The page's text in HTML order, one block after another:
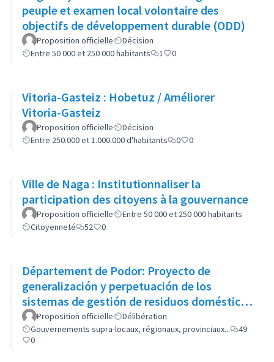
peuple et examen local volontaire des
objectifs de développement durable (ODD)
Proposition officielle
Décision
Entre 50 000 et 250 000 habitants
1 0
Vitoria-Gasteiz : Hobetuz / Améliorer
Vitoria-Gasteiz
Proposition officielle
Décision
Entre 250.000 et 1.000.000 d'habitants
0 0
Ville de Naga : Institutionnaliser la
participation des citoyens à la gouvernance
Proposition officielle
Entre 50 000 et 250 000 habitants
Citoyenneté
52 0
Département de Podor: Proyecto de
generalización y perpetuación de los
sistemas de gestión de residuos domésticos
(GP-GOM).
Proposition officielle
Délibération
Gouvernements supra-locaux, régionaux, provinciaux...
49
0